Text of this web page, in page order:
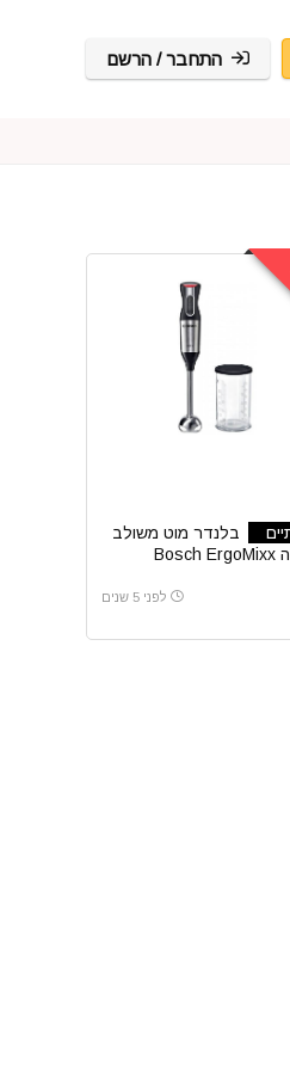
התחבר / הרשם
בלנדר מוט משולב
נירוסטה Bosch ErgoMixx
לפני 5 שנים